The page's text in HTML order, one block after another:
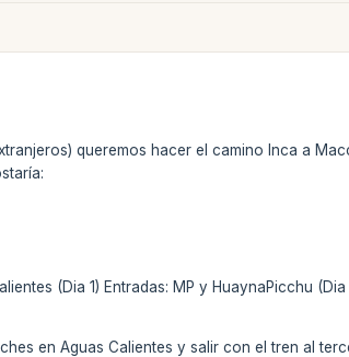
queremos hacer el camino Inca a
(Dia 1) Entradas: MP y HuaynaPicchu
en Aguas Calientes y salir con el tren al